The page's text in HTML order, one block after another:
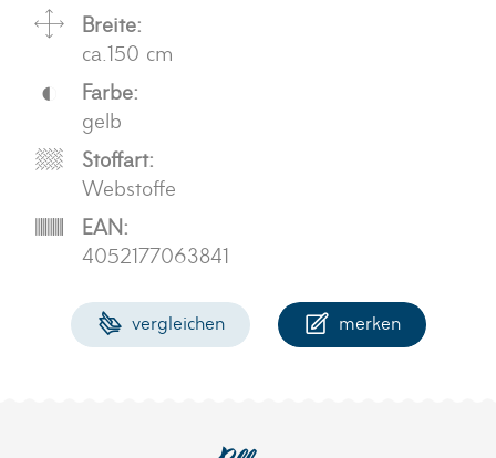
Breite:
ca.150 cm
Farbe:
gelb
Stoffart:
Webstoffe
EAN:
4052177063841
vergleichen merken